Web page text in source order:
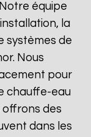
équipe
la
systèmes de
Nous
pour
chauffe-eau
offrons des
dans les